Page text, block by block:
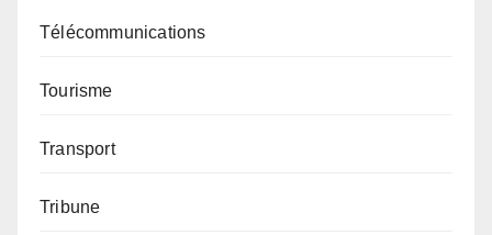
Télécommunications
Tourisme
Transport
Tribune